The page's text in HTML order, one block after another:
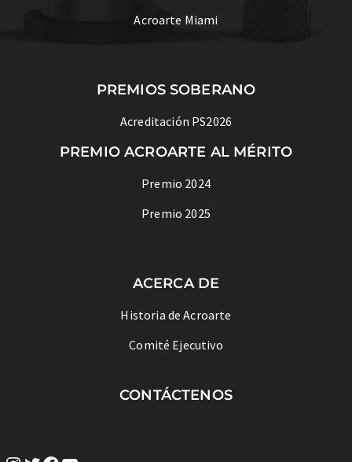
Acroarte Miami
PREMIOS SOBERANO
Acreditación PS2026
PREMIO ACROARTE AL MÉRITO
Premio 2024
Premio 2025
ACERCA DE
Historia de Acroarte
Comité Ejecutivo
CONTÁCTENOS